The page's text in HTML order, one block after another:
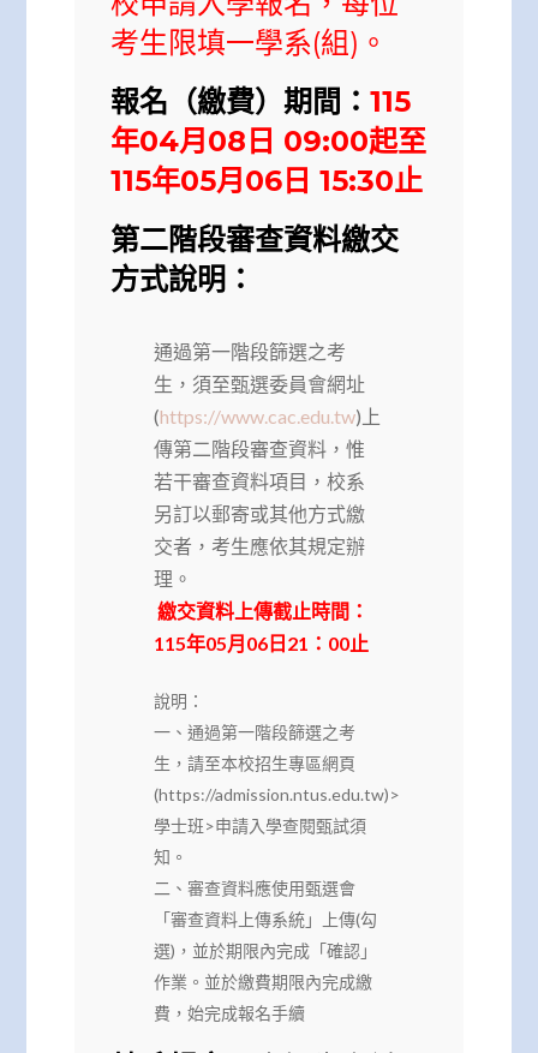
考生限填一學系(組)。
報名（繳費）期間：115
年04月08日 09:00起至
115年05月06日 15:30止
第二階段審查資料繳交
方式說明：
通過第一階段篩選之考
生，須至甄選委員會網址
(https://www.cac.edu.tw)上
傳第二階段審查資料，惟
若干審查資料項目，校系
另訂以郵寄或其他方式繳
交者，考生應依其規定辦
理。
繳交資料上傳截止時間：
115年05月06日21：00止
說明：
一、通過第一階段篩選之考
生，請至本校招生專區網頁
(https://admission.ntus.edu.tw)>
學士班>申請入學查閱甄試須
知。
二、審查資料應使用甄選會
「審查資料上傳系統」上傳(勾
選)，並於期限內完成「確認」
作業。並於繳費期限內完成繳
費，始完成報名手續